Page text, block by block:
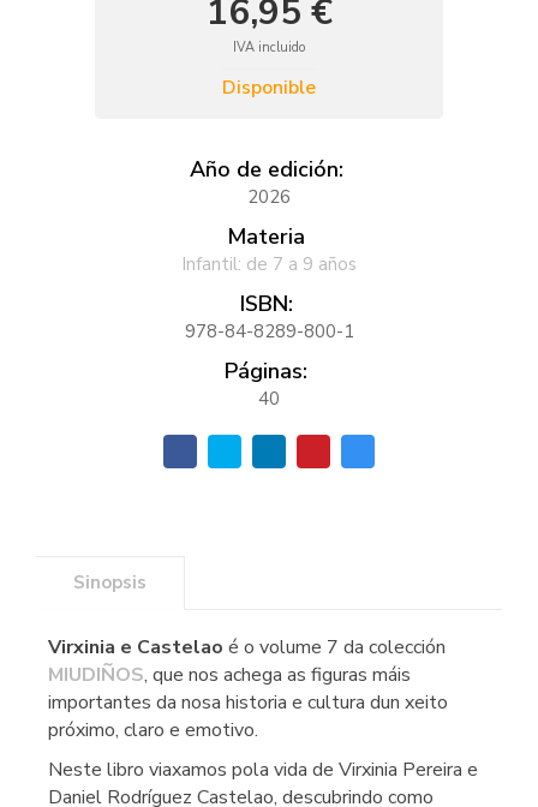
16,95 €
IVA incluido
Disponible
Año de edición:
2026
Materia
Infantil: de 7 a 9 años
ISBN:
978-84-8289-800-1
Páginas:
40
Sinopsis
Virxinia e Castelao é o volume 7 da colección
MIUDIÑOS, que nos achega as figuras máis
importantes da nosa historia e cultura dun xeito
próximo, claro e emotivo.
Neste libro viaxamos pola vida de Virxinia Pereira e
Daniel Rodríguez Castelao, descubrindo como